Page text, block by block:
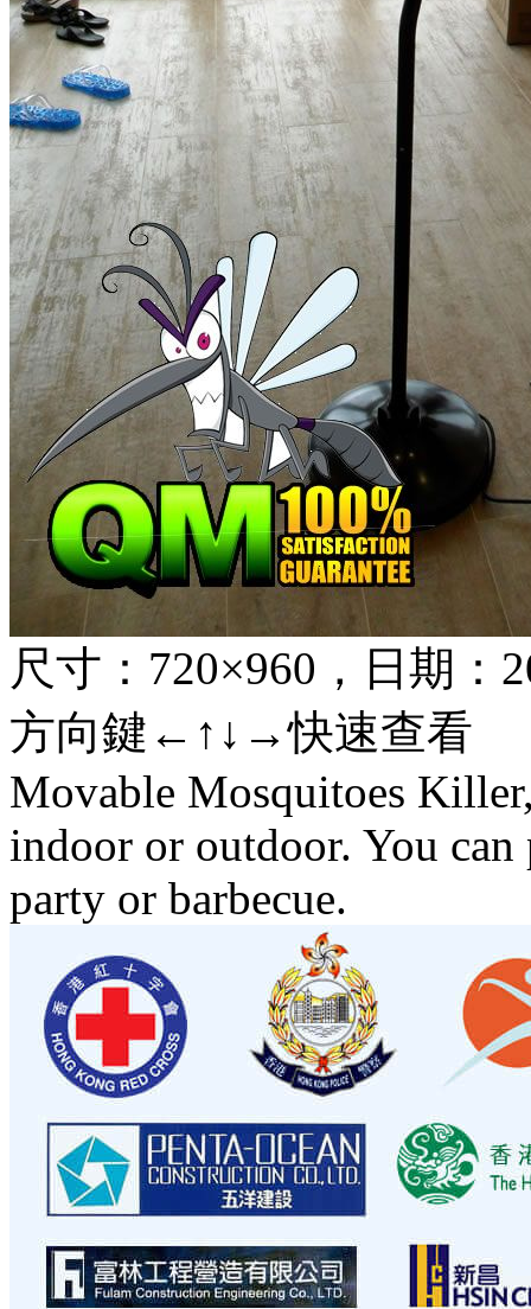
尺寸：720×960，日期：
方向鍵←↑↓→快速查看
Movable Mosquitoes
indoor or outdoor. You
party or barbecue.